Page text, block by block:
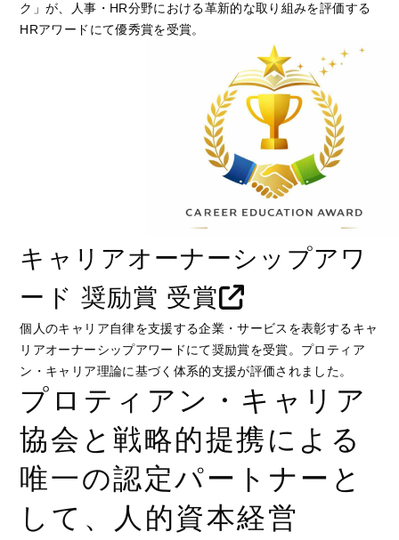
ク」が、人事・HR分野における革新的な取り組みを評価する
HRアワードにて優秀賞を受賞。
キャリアオーナーシップアワ
ード 奨励賞 受賞
個人のキャリア自律を支援する企業・サービスを表彰するキャ
リアオーナーシップアワードにて奨励賞を受賞。プロティア
ン・キャリア理論に基づく体系的支援が評価されました。
プロティアン・キャリア
協会と戦略的提携による
唯一の認定パートナーと
して、人的資本経営